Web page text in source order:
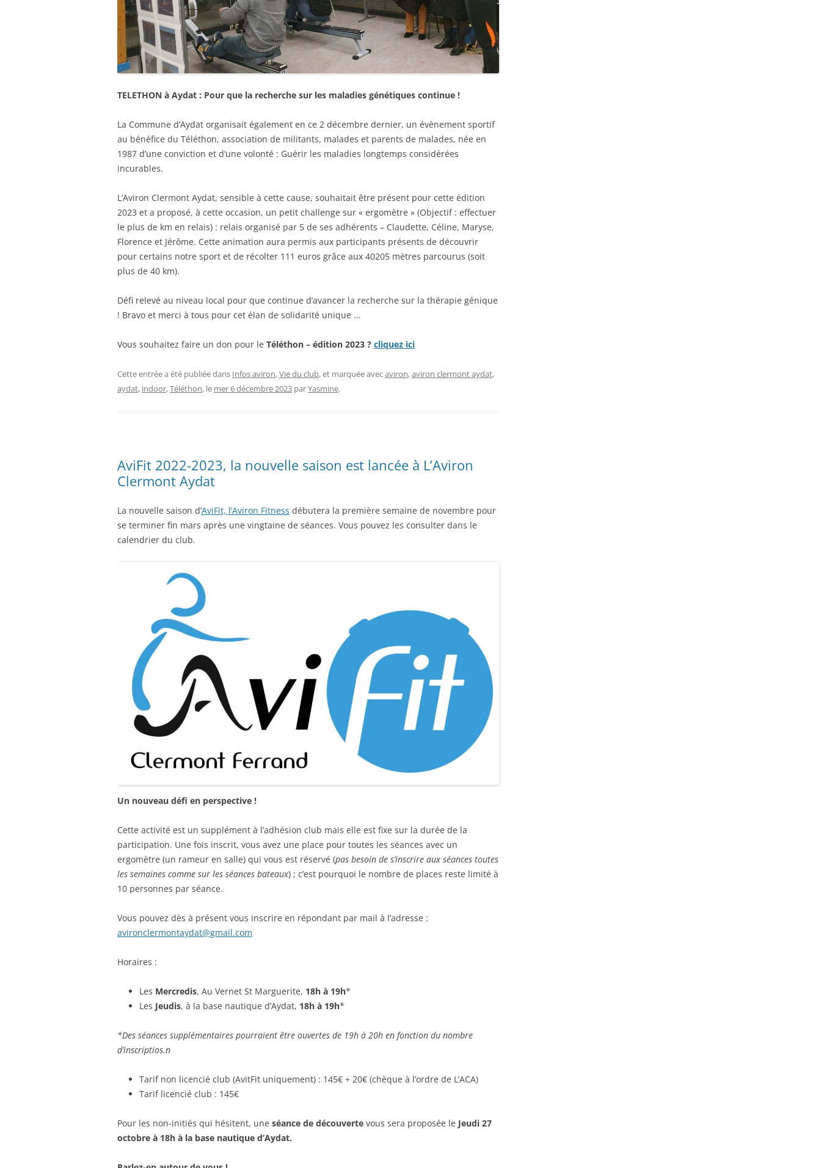
TELETHON à Aydat : Pour que la recherche sur les maladies génétiques continue !
La Commune d’Aydat organisait également en ce 2 décembre dernier, un évènement sportif
au bénéfice du Téléthon, association de militants, malades et parents de malades, née en
1987 d’une conviction et d’une volonté : Guérir les maladies longtemps considérées
incurables.
L’Aviron Clermont Aydat, sensible à cette cause, souhaitait être présent pour cette édition
2023 et a proposé, à cette occasion, un petit challenge sur « ergomètre » (Objectif : effectuer
le plus de km en relais) : relais organisé par 5 de ses adhérents – Claudette, Céline, Maryse,
Florence et Jérôme. Cette animation aura permis aux participants présents de découvrir
pour certains notre sport et de récolter 111 euros grâce aux 40205 mètres parcourus (soit
plus de 40 km).
Défi relevé au niveau local pour que continue d’avancer la recherche sur la thérapie génique
! Bravo et merci à tous pour cet élan de solidarité unique …
Vous souhaitez faire un don pour le Téléthon – édition 2023 ? cliquez ici
Cette entrée a été publiée dans Infos aviron,Vie du club, et marquée avecaviron,aviron clermont aydat,
aydat, indoor,Téléthon, le mer 6 décembre 2023 parYasmine.
AviFit 2022-2023, la nouvelle saison est lancée à L’Aviron
Clermont Aydat
La nouvelle saison d’AviFit, l’Aviron Fitness débutera la première semaine de novembre pour
se terminer fin mars après une vingtaine de séances. Vous pouvez les consulter dans le
calendrier du club.
Un nouveau défi en perspective !
Cette activité est un supplément à l’adhésion club mais elle est fixe sur la durée de la
participation. Une fois inscrit, vous avez une place pour toutes les séances avec un
ergomètre (un rameur en salle) qui vous est réservé (pas besoin de s’inscrire aux séances toutes
les semaines comme sur les séances bateaux) ; c’est pourquoi le nombre de places reste limité à
10 personnes par séance.
Vous pouvez dès à présent vous inscrire en répondant par mail à l’adresse :
avironclermontaydat@gmail.com
Horaires :
Les Mercredis, Au Vernet St Marguerite, 18h à 19h*
Les Jeudis, à la base nautique d’Aydat, 18h à 19h*
*Des séances supplémentaires pourraient être ouvertes de 19h à 20h en fonction du nombre
d’inscriptios.n
Tarif non licencié club (AvitFit uniquement) : 145€ + 20€ (chèque à l’ordre de L’ACA)
Tarif licencié club : 145€
Pour les non-initiés qui hésitent, une séance de découverte vous sera proposée le Jeudi 27
octobre à 18h à la base nautique d’Aydat.